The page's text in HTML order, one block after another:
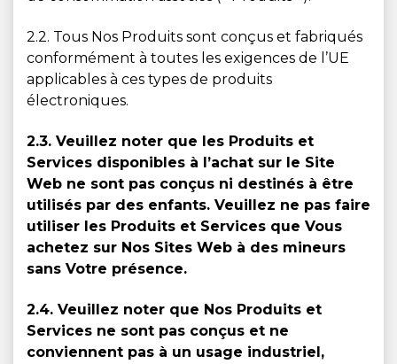
2.2. Tous Nos Produits sont conçus et fabriqués
conformément à toutes les exigences de l’UE
applicables à ces types de produits
électroniques.
2.3. Veuillez noter que les Produits et
Services disponibles à l’achat sur le Site
Web ne sont pas conçus ni destinés à être
utilisés par des enfants. Veuillez ne pas faire
utiliser les Produits et Services que Vous
achetez sur Nos Sites Web à des mineurs
sans Votre présence.
2.4. Veuillez noter que Nos Produits et
Services ne sont pas conçus et ne
conviennent pas à un usage industriel,